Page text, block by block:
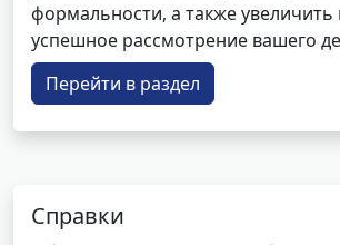
формальности, а также
успешное рассмотрение вашего
Перейти в раздел
Справки